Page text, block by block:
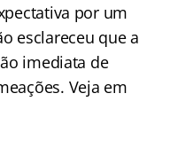
por um
esclareceu que a
imediata de
Veja em